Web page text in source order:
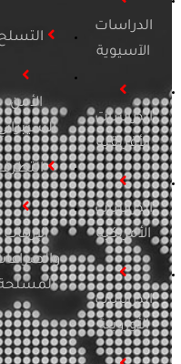
الدراسات
الآسيوية
الدراسات
الأفريقية
الدراسات
الأمريكية
الدراسات
الأوروبية
التسلح
الأمن
السيبراني
التطرف
الإرهاب
والصراعات
المسلحة